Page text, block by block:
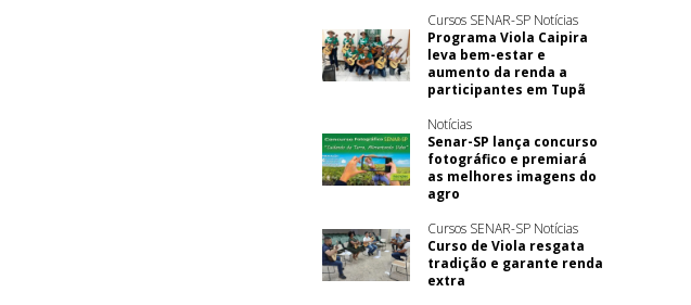
Cursos SENAR-SP Notícias
Programa Viola Caipira
leva bem-estar e
aumento da renda a
participantes em Tupã
Notícias
Senar-SP lança concurso
fotográfico e premiará
as melhores imagens do
agro
Cursos SENAR-SP Notícias
Curso de Viola resgata
tradição e garante renda
extra